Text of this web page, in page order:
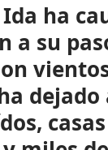
ha
a su
dejado
casas